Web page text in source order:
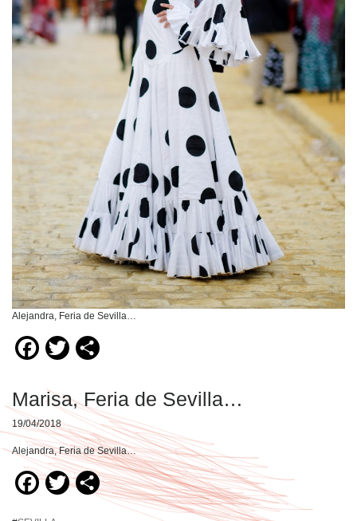
Alejandra, Feria de Sevilla…
Facebook
Twitter
Marisa, Feria de Sevilla…
19/04/2018
Alejandra, Feria de Sevilla…
Facebook
TwitterCompartir